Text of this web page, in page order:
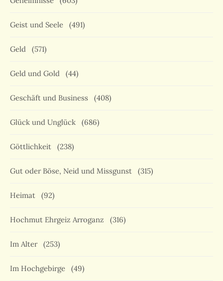
Geist und Seele (491)
Geld (571)
Geld und Gold (44)
Geschäft und Business (408)
Glück und Unglück (686)
Göttlichkeit (238)
Gut oder Böse, Neid und Missgunst (315)
Heimat (92)
Hochmut Ehrgeiz Arroganz (316)
Im Alter (253)
Im Hochgebirge (49)